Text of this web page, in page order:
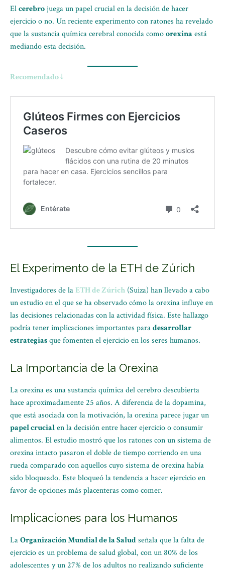
Elcerebrojuega un papel crucial en la decisión de hacer
ejercicio o no. Un reciente experimento con ratones ha revelado
que la sustancia química cerebral conocida comoorexina está
mediando esta decisión.
Recomendado ↓
El Experimento de la ETH de Zúrich
Investigadores de laETH de Zúrich (Suiza) han llevado a cabo
un estudio en el que se ha observado cómo la orexina influye en
las decisiones relacionadas con la actividad física. Este hallazgo
podría tener implicaciones importantes paradesarrollar
estrategiasque fomenten el ejercicio en los seres humanos.
La Importancia de la Orexina
La orexina es una sustancia química del cerebro descubierta
hace aproximadamente 25 años. A diferencia de la dopamina,
que está asociada con la motivación, la orexina parece jugar un
papel crucialen la decisión entre hacer ejercicio o consumir
alimentos. El estudio mostró que los ratones con un sistema de
orexina intacto pasaron el doble de tiempo corriendo en una
rueda comparado con aquellos cuyo sistema de orexina había
sido bloqueado. Este bloqueó la tendencia a hacer ejercicio en
favor de opciones más placenteras como comer.
Implicaciones para los Humanos
LaOrganización Mundial de la Saludseñala que la falta de
ejercicio es un problema de salud global, con un 80% de los
adolescentes y un 27% de los adultos no realizando suficiente